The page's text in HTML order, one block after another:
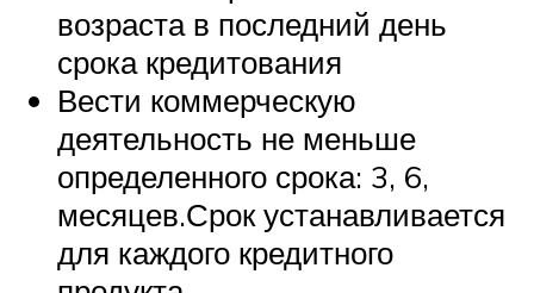
возраста в последний день
срока кредитования
Вести коммерческую
деятельность не меньше
определенного срока: 3, 6,
месяцев.Срок устанавливается
для каждого кредитного